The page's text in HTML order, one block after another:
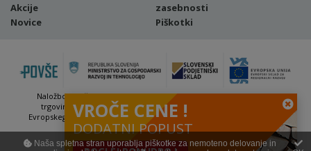
Akcije
Novice
zasebnosti
Piškotki
Naložbo (Vavčer za digitalni marketing - spletna stran ter spletna
trgovina) sofinancirata Republika Slovenija in Evropska unija iz
Evropskega sklada za regionalni razvoj. Sofinanciranje se je pridobilo
preko Vavčerja za digitalni marketing.
VROČE CENE !
DODATNI POPUST
Naša spletna stran uporablja piškotke za nemoteno delovanje in